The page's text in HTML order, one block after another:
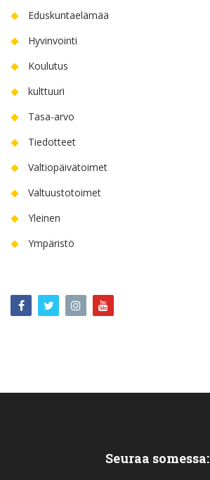
Eduskuntaelämää
Hyvinvointi
Koulutus
kulttuuri
Tasa-arvo
Tiedotteet
Valtiopäivätoimet
Valtuustotoimet
Yleinen
Ympäristö
Seuraa somessa: